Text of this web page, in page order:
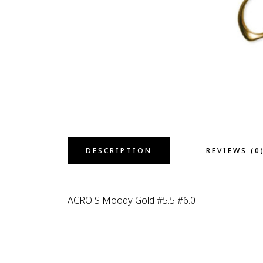
DESCRIPTION REVIEWS
ACRO S Moody Gold #5.5 #6.0